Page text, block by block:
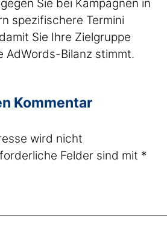
Sie bei Kampagnen in
spezifischere Termini
Sie Ihre Zielgruppe
AdWords-Bilanz stimmt.
Kommentar
wird nicht
Felder sind mit *